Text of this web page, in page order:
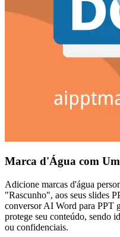
Marca d'Água com
Adicione marcas d'água
"Rascunho", aos seus slides
conversor AI Word para PPT
protege seu conteúdo, sendo
ou confidenciais.